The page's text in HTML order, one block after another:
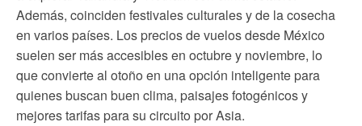
Además, coinciden festivales culturales y de la cosecha
en varios países. Los precios de vuelos desde México
suelen ser más accesibles en octubre y noviembre, lo
que convierte al otoño en una opción inteligente para
quienes buscan buen clima, paisajes fotogénicos y
mejores tarifas para su circuito por Asia.